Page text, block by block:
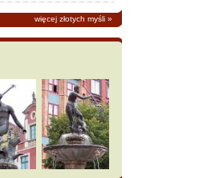
więcej złotych myśli »